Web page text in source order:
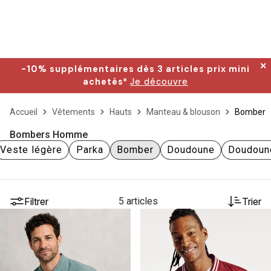
-10% supplémentaires dès 3 articles prix mini
achetés* Je découvre
✕
Accueil Vêtements Hauts Manteau & blouson Bomber
Bombers Homme
Veste légère
Parka Bomber Doudoune
Filtrer 5 articles Trier